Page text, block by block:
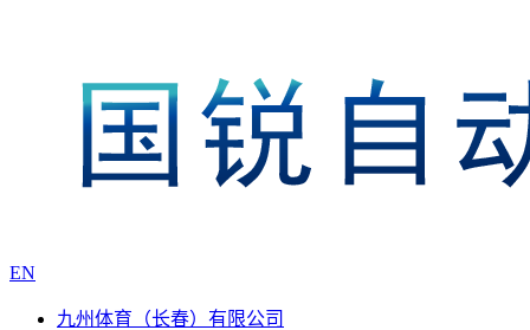
EN
九州体育（长春）有限公司